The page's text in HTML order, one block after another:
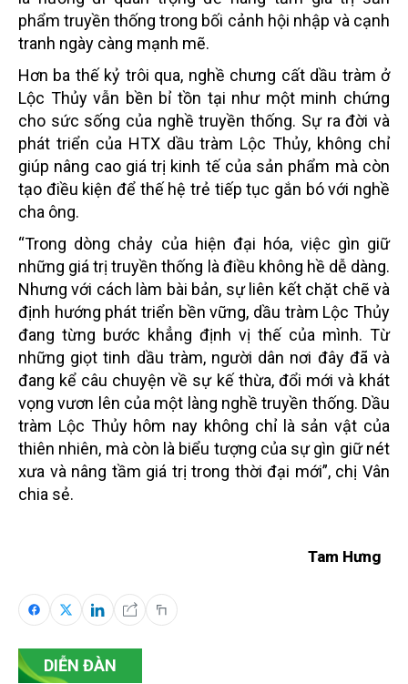
phẩm truyền thống trong bối cảnh hội nhập và cạnh
tranh ngày càng mạnh mẽ.
Hơn ba thế kỷ trôi qua, nghề chưng cất dầu tràm ở
Lộc Thủy vẫn bền bỉ tồn tại như một minh chứng
cho sức sống của nghề truyền thống. Sự ra đời và
phát triển của HTX dầu tràm Lộc Thủy, không chỉ
giúp nâng cao giá trị kinh tế của sản phẩm mà còn
tạo điều kiện để thế hệ trẻ tiếp tục gắn bó với nghề
cha ông.
“Trong dòng chảy của hiện đại hóa, việc gìn giữ
những giá trị truyền thống là điều không hề dễ dàng.
Nhưng với cách làm bài bản, sự liên kết chặt chẽ và
định hướng phát triển bền vững, dầu tràm Lộc Thủy
đang từng bước khẳng định vị thế của mình. Từ
những giọt tinh dầu tràm, người dân nơi đây đã và
đang kể câu chuyện về sự kế thừa, đổi mới và khát
vọng vươn lên của một làng nghề truyền thống. Dầu
tràm Lộc Thủy hôm nay không chỉ là sản vật của
thiên nhiên, mà còn là biểu tượng của sự gìn giữ nét
xưa và nâng tầm giá trị trong thời đại mới”, chị Vân
chia sẻ.
Tam Hưng
DIỄN ĐÀN